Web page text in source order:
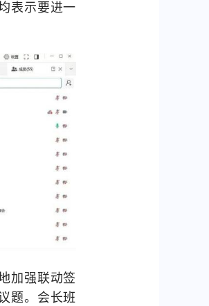
表示要进一
加强联动签
题。会长班